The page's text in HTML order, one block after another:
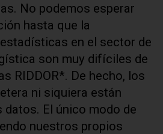
No podemos esperar
hasta que la
en el sector de
son muy difíciles de
RIDDOR*. De hecho, los
ni siquiera están
El único modo de
nuestros propios